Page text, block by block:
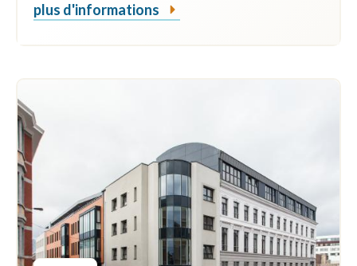
plus d'informations